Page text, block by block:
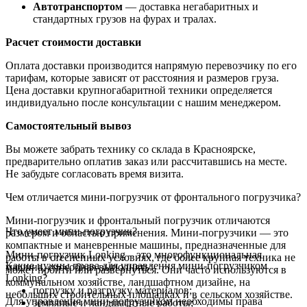
Автотранспортом — доставка негабаритных и
стандартных грузов на фурах и тралах.
Расчет стоимости доставки
Оплата доставки производится напрямую перевозчику по его
тарифам, которые зависят от расстояния и размеров груза.
Цена доставки крупногабаритной техники определяется
индивидуально после консультации с нашим менеджером.
Самостоятельный вывоз
Вы можете забрать технику со склада в Красноярске,
предварительно оплатив заказ или рассчитавшись на месте.
Не забудьте согласовать время визита.
Чем отличается мини-погрузчик от фронтального погрузчика?
Мини-погрузчик и фронтальный погрузчик отличаются
размером и областью применения. Мини-погрузчики — это
компактные и маневренные машины, предназначенные для
работы в стесненных условиях, где более крупная техника не
может пройти или развернуться. Они часто используются в
коммунальном хозяйстве, ландшафтном дизайне, на
небольших строительных площадках и в сельском хозяйстве.
Что умеет мини-погрузчик?
Мини-погрузчик Lonking – это многофункциональная
машина, способная выполнять:
погрузку и разгрузку материалов;
земляные и ландшафтные работы;
Какие нужны права для управления мини-погрузчиком
Lonking?
Для управления мини-погрузчиком необходимы права